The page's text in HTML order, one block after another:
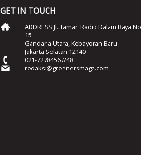
GET IN TOUCH
ADDRESS Jl. Taman Radio Dalam Raya No
15
Gandaria Utara, Kebayoran Baru
Jakarta Selatan 12140
021-72784567/48
redaksi@greenersmagz.com